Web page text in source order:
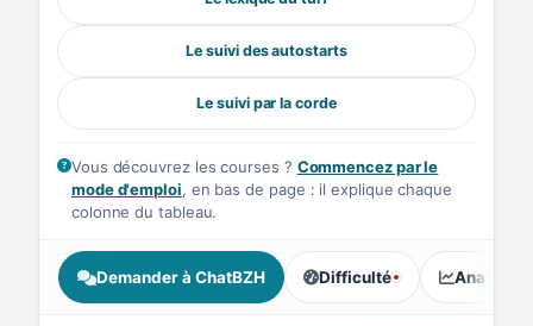
Le suivi des autostarts
Le suivi par la corde
Vous découvrez les courses ? Commencez par le
mode d'emploi, en bas de page : il explique chaque
colonne du tableau.
Demander à ChatBZH Difficulté
, tendance des parieurs :
Analyse